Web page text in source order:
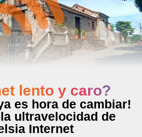
lento y caro?
es hora de cambiar!
ultravelocidad de
Internet